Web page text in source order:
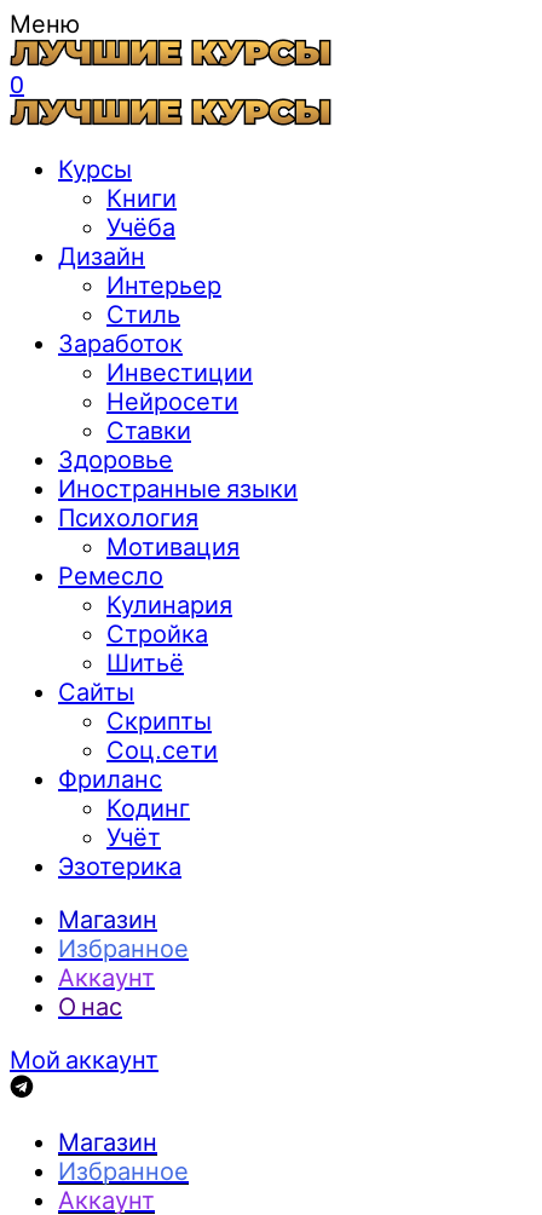
Меню
0
Курсы
Книги
Учёба
Дизайн
Интерьер
Стиль
Заработок
Инвестиции
Нейросети
Ставки
Здоровье
Иностранные языки
Психология
Мотивация
Ремесло
Кулинария
Стройка
Шитьё
Сайты
Скрипты
Соц.сети
Фриланс
Кодинг
Учёт
Эзотерика
Магазин
Избранное
Аккаунт
О нас
Мой аккаунт
Магазин
Избранное
Аккаунт